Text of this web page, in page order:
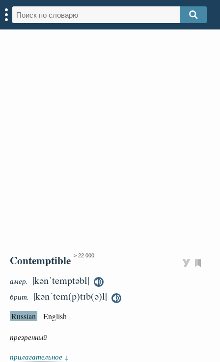
Contemptible > 22 000
амер. |kənˈtemptəbl|
брит. |kənˈtem(p)tɪb(ə)l|
Russian English
презренный
прилагательное ↓